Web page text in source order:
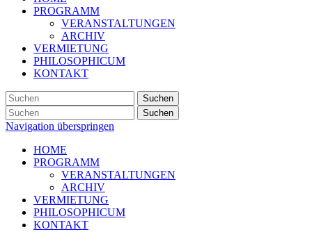
PROGRAMM
VERANSTALTUNGEN
ARCHIV
VERMIETUNG
PHILOSOPHICUM
KONTAKT
Suchen
Suchen
Navigation überspringen
HOME
PROGRAMM
VERANSTALTUNGEN
ARCHIV
VERMIETUNG
PHILOSOPHICUM
KONTAKT